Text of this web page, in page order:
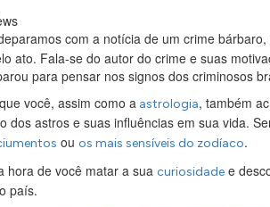
com a notícia de um crime
ato. Fala-se do autor do crime e suas
para pensar nos signos dos criminosos
você, assim como a astrologia, também
dos astros e suas influências em sua vida.
ou os mais sensíveis do zodíaco.
hora de você matar a sua curiosidade e
país.